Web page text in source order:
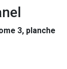
3, planche